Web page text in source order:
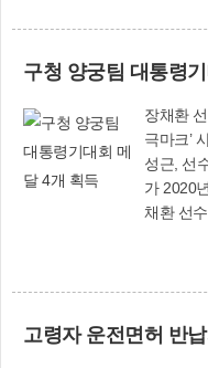
구가 필
다. ‘다온뱅크’는 위기가구가 발생했을 때를 대비해
지역 내
서비스)
있는 ‘복
설립됐다. 다온뱅크 협약 기관으로는 ▶의
부산보
▶정신건
다. 또 사상구는 ‘다온뱅크 플러스 희망나눔 사
구청 양궁팀 대통령
장채환
극마크’ 사상구청 직장운동경기부 양궁팀(감독 신
성근, 선
가 2020
채환 선
(70m,
고령자 운전면허 반